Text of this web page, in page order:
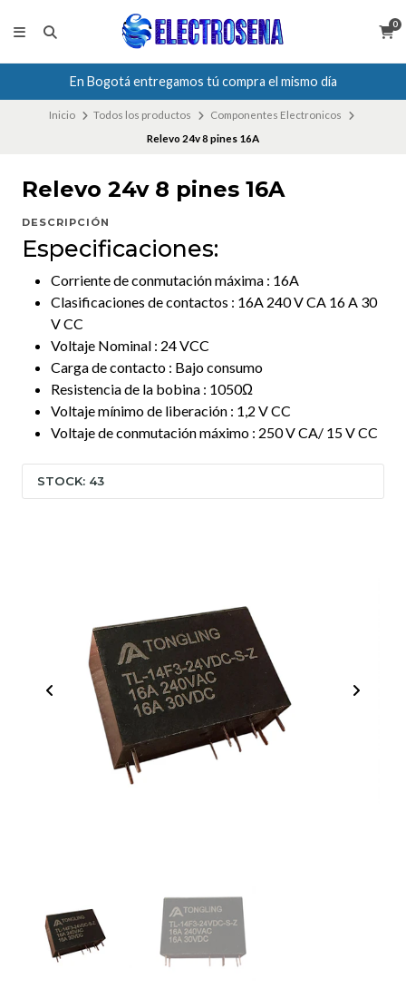
0
En Bogotá entregamos tú compra el mismo día
Inicio Todos los productos
Componentes Electronicos
Relevo 24v 8 pines 16A
Relevo 24v 8 pines 16A
DESCRIPCIÓN
Especificaciones:
Corriente de conmutación máxima : 16A
Clasificaciones de contactos : 16A 240 V CA 16 A 30
V CC
Voltaje Nominal : 24 VCC
Carga de contacto : Bajo consumo
Resistencia de la bobina : 1050Ω
Voltaje mínimo de liberación : 1,2 V CC
Voltaje de conmutación máximo : 250 V CA/ 15 V CC
STOCK: 43